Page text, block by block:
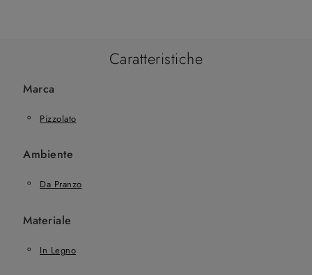
Caratteristiche
Marca
Pizzolato
Ambiente
Da Pranzo
Materiale
In Legno